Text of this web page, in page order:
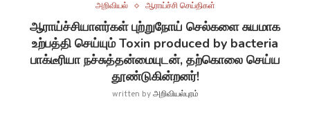
அறிவியல் ஆராய்ச்சி செய்திகள்
ஆராய்ச்சியாளர்கள் புற்றுநோய் செல்களை சுயமாக
உற்பத்தி செய்யும் Toxin produced by bacteria
பாக்டீரியா நச்சுத்தன்மையுடன், தற்கொலை செய்ய
தூண்டுகின்றனர்!
written byஅறிவியல்புரம்